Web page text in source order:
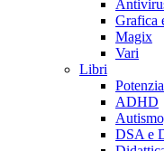
Grafica
Magix
Vari
Libri
ADHD
DSA e